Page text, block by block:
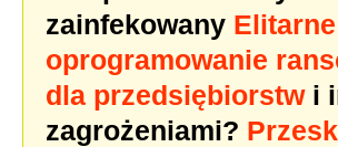
zainfekowany Elitarne
oprogramowanie
dla przedsiębiorstwi
zagrożeniami?